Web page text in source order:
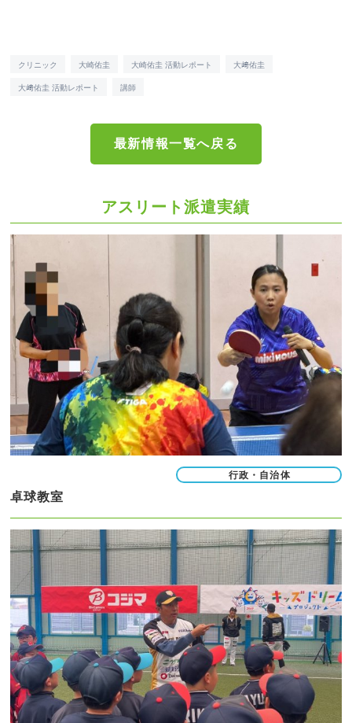
クリニック 大崎佑圭 大崎佑圭 活動レポート 大﨑佑圭
大﨑佑圭 活動レポート 講師
最新情報一覧へ戻る
アスリート派遣実績
行政・自治体
卓球教室